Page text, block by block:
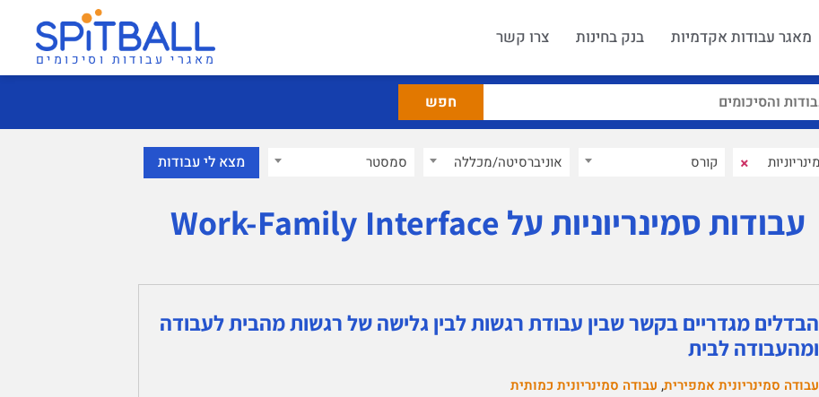
מאגר עבודות אקדמיות בנק בחינות צרו קשר
מאגרי עבודות וסיכומים
× קורס אוניברסיטה/מכללה סמסטר
עבודות סמינריוניות על Work-Family Interface
הבדלים מגדריים בקשר שבין עבודת רגשות לבין גלישה של רגשות מהבית לעבודה
ומהעבודה לבית
עבודה סמינריונית אמפירית, עבודה סמינריונית כמותית